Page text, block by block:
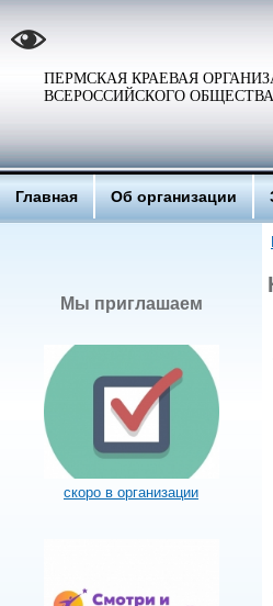
ПЕРМСКАЯ КРАЕВАЯ
ВСЕРОССИЙСКОГО
Главная Об организации
Мы приглашаем
скоро в организации